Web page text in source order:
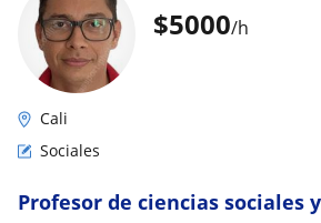
$5000/h
Cali
Sociales
Profesor de ciencias sociales